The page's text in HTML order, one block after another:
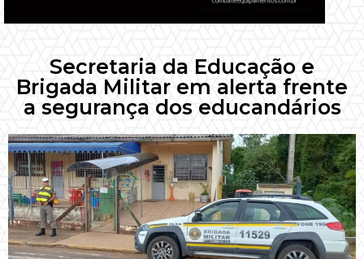
Secretaria da Educação e
Brigada Militar em alerta frente
a segurança dos educandários